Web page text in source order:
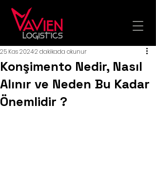
Konşimento Nedir, Nasıl
Alınır ve Neden Bu Kadar
Önemlidir ?
25 Kas 20242 dakikada okunur